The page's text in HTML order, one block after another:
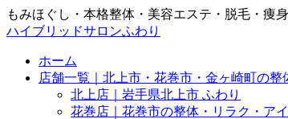
もみほぐし・本格整体・美容エステ・脱毛・痩
ハイブリッドサロンふわり
ホーム
店舗一覧｜北上市・花巻市・金ヶ崎町の
北上店｜岩手県北上市 ふわり
花巻店｜花巻市の整体・リラク・ア